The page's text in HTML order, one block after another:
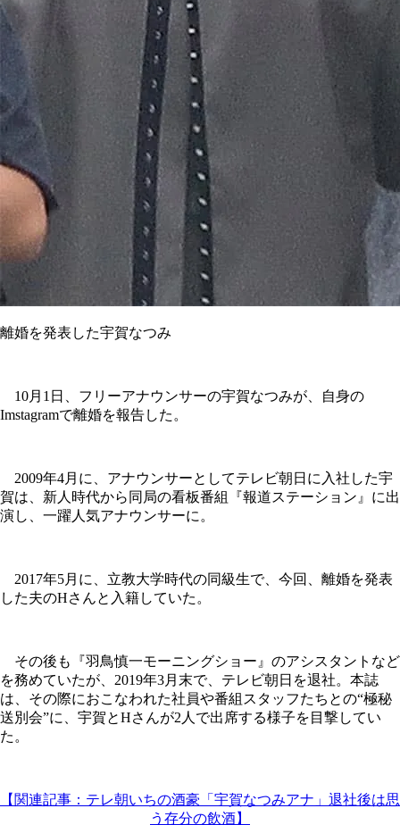
離婚を発表した宇賀なつみ
10月1日、フリーアナウンサーの宇賀なつみが、自身の
Imstagramで離婚を報告した。
2009年4月に、アナウンサーとしてテレビ朝日に入社した宇
賀は、新人時代から同局の看板番組『報道ステーション』に出
演し、一躍人気アナウンサーに。
2017年5月に、立教大学時代の同級生で、今回、離婚を発表
した夫のHさんと入籍していた。
その後も『羽鳥慎一モーニングショー』のアシスタントなど
を務めていたが、2019年3月末で、テレビ朝日を退社。本誌
は、その際におこなわれた社員や番組スタッフたちとの“極秘
送別会”に、宇賀とHさんが2人で出席する様子を目撃してい
た。
【関連記事：テレ朝いちの酒豪「宇賀なつみアナ」退社後は思
う存分の飲酒】